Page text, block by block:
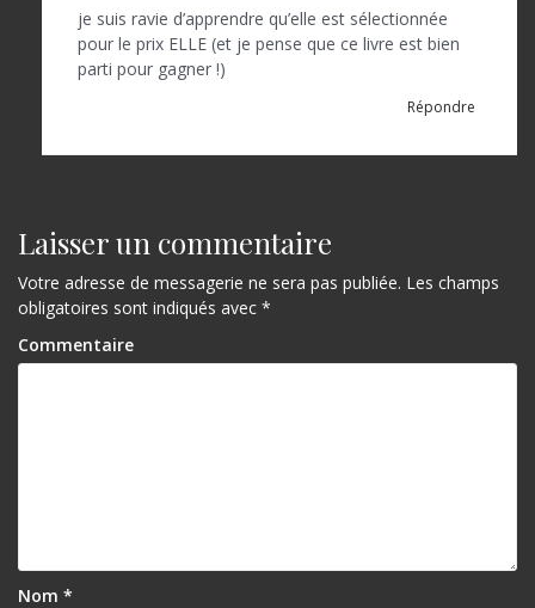
je suis ravie d’apprendre qu’elle est sélectionnée
pour le prix ELLE (et je pense que ce livre est bien
parti pour gagner !)
Répondre
Laisser un commentaire
Votre adresse de messagerie ne sera pas publiée. Les champs
obligatoires sont indiqués avec *
Commentaire
Nom *